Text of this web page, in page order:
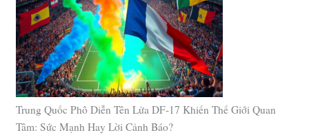
Trung Quốc Phô Diễn Tên Lửa DF-17 Khiến Thế Giới Quan
Tâm: Sức Mạnh Hay Lời Cảnh Báo?